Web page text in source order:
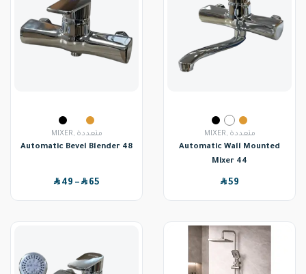
MIXER, متعددة
Automatic Bevel Blender 48
SAR49 – SAR65
MIXER, متعددة
Automatic Wall Mounted
Mixer 44
SAR59